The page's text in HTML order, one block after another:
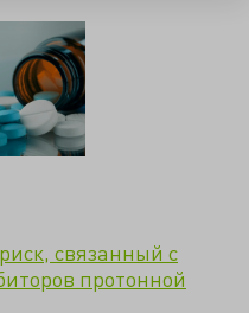
связанный с
протонной